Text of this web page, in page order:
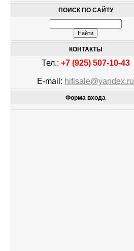
ПОИСК ПО САЙТУ
КОНТАКТЫ
Тел.: +7 (925) 507-10-43
E-mail: hifisale@yandex.ru
Форма входа